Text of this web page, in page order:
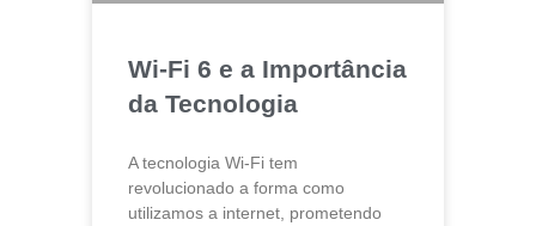
Wi-Fi 6 e a Importância
da Tecnologia
A tecnologia Wi-Fi tem
revolucionado a forma como
utilizamos a internet, prometendo